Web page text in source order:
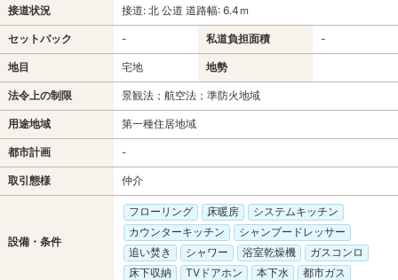
接道状況 接道: 北 公道 道路幅: 6.4ｍ
セットバック - 私道負担面積 -
地目 宅地 地勢
法令上の制限 景観法；航空法；準防火地域
用途地域 第一種住居地域
都市計画 -
取引態様 仲介
設備・条件
フローリング 床暖房
システムキッチン
カウンターキッチン
シャンプードレッサー
追い焚き
シャワー 浴室乾燥機
ガスコンロ
床下収納
TVドアホン 本下水 都市ガス